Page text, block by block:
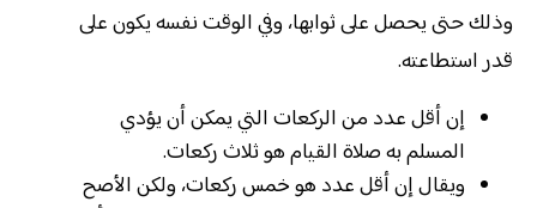
وذلك حتى يحصل على ثوابها، وفي الوقت نفسه يكون على
قدر استطاعته.
إن أقل عدد من الركعات التي يمكن أن يؤدي
المسلم به صلاة القيام هو ثلاث ركعات.
ويقال إن أقل عدد هو خمس ركعات، ولكن الأصح